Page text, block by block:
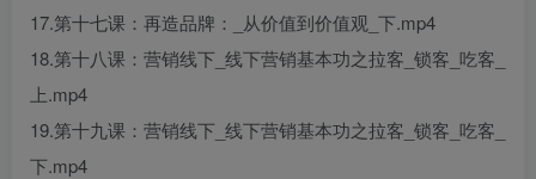
17.第十七课：再造品牌：_从价值到价值观_下.mp4
18.第十八课：营销线下_线下营销基本功之拉客_锁客_吃客_
上.mp4
19.第十九课：营销线下_线下营销基本功之拉客_锁客_吃客_
下.mp4